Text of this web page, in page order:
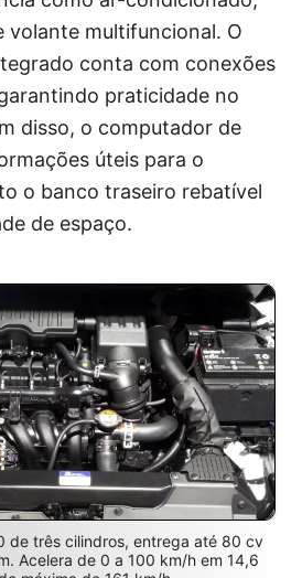
volante multifuncional. O
conta com conexões
praticidade no
disso, o computador de
úteis para o
o banco traseiro rebatível
de espaço.
de três cilindros, entrega até 80 cv
Acelera de 0 a 100 km/h em 14,6